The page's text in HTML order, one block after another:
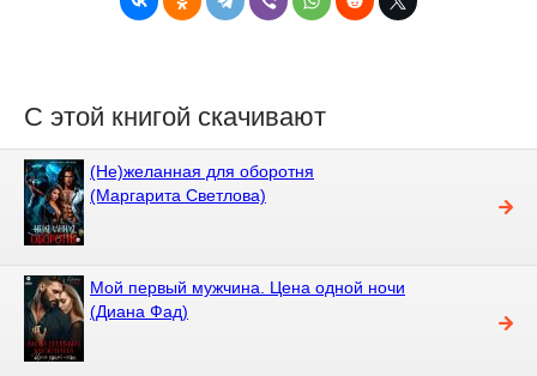
С этой книгой скачивают
(Не)желанная для оборотня
(Маргарита Светлова)
Мой первый мужчина. Цена одной ночи
(Диана Фад)